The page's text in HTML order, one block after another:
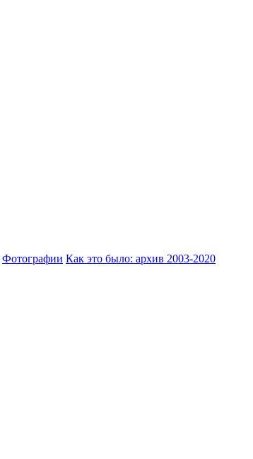
Фотографии Как это было: архив 2003-2020